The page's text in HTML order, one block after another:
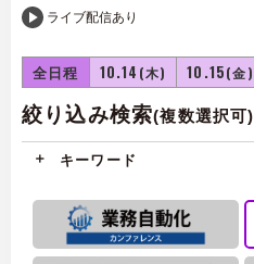
全日程 10.14 (木) 10.15(金)
ライブ配信あり
絞り込み検索(複数選択可)
キーワード